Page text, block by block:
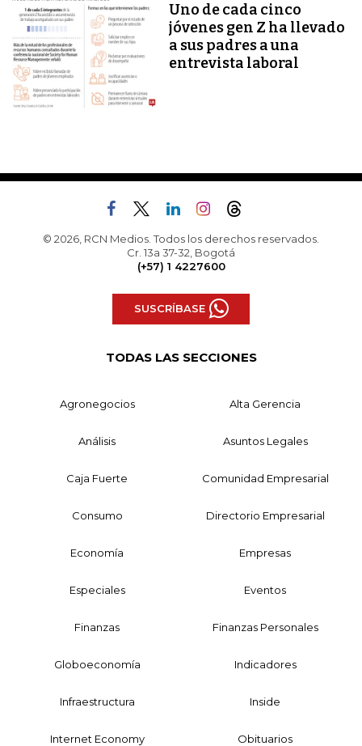
Uno de cada cinco
jóvenes gen Z ha llevado
a sus padres a una
entrevista laboral
© 2026, RCN Medios. Todos los derechos reservados.
Cr. 13a 37-32, Bogotá
(+57) 1 4227600
SUSCRÍBASE
TODAS LAS SECCIONES
Agronegocios Alta Gerencia
Análisis Asuntos Legales
Caja Fuerte Comunidad Empresarial
Consumo Directorio Empresarial
Economía Empresas
Especiales Eventos
Finanzas Finanzas Personales
Globoeconomía Indicadores
Infraestructura Inside
Internet Economy Obituarios